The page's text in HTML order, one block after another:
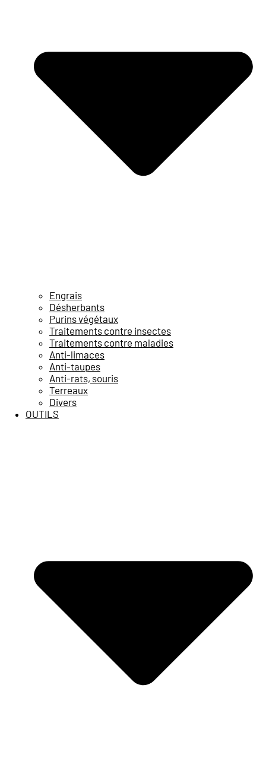
Engrais
Désherbants
Purins végétaux
Traitements contre insectes
Traitements contre maladies
Anti-limaces
Anti-taupes
Anti-rats, souris
Terreaux
Divers
OUTILS